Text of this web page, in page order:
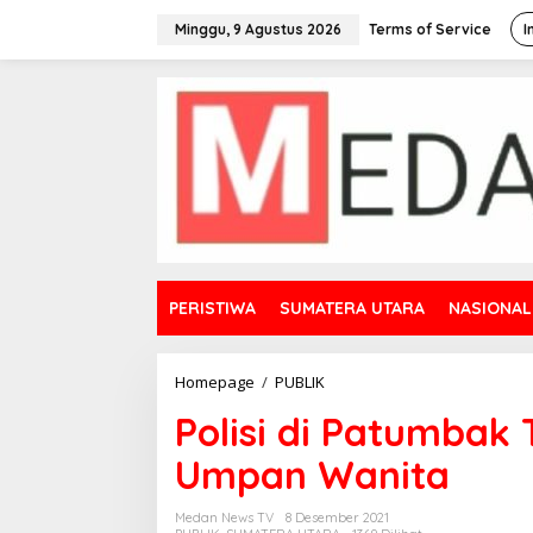
Minggu, 9 Agustus 2026 Terms of Service
PERISTIWA SUMATERA UTARA NASIONAL
Homepage / PUBLIK
l
i
s
i
d
Polisi di Patumbak
Umpan Wanita
Medan News TV
8 Desember 2021